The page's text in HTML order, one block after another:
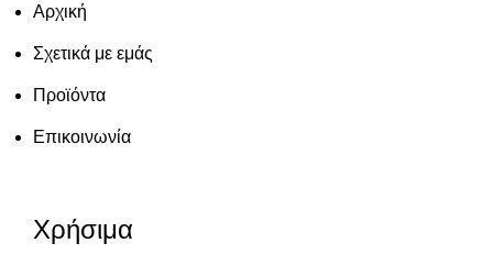
Αρχική
Σχετικά με εμάς
Προϊόντα
Επικοινωνία
Χρήσιμα